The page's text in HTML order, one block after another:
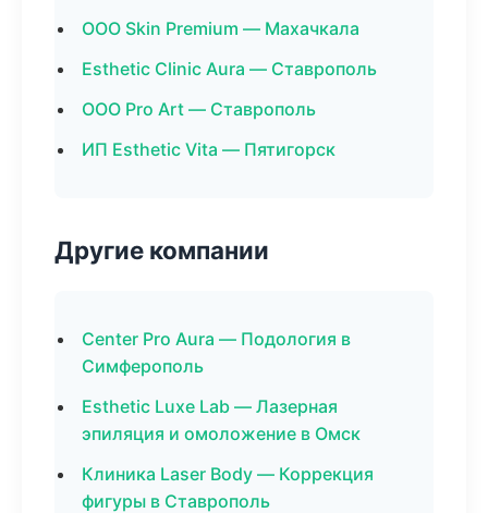
ООО Skin Premium — Махачкала
Esthetic Clinic Aura — Ставрополь
ООО Pro Art — Ставрополь
ИП Esthetic Vita — Пятигорск
Другие компании
Center Pro Aura — Подология в
Симферополь
Esthetic Luxe Lab — Лазерная
эпиляция и омоложение в Омск
Клиника Laser Body — Коррекция
фигуры в Ставрополь